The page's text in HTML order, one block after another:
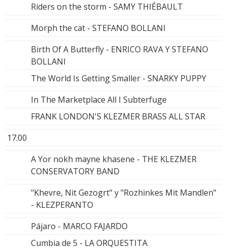
Riders on the storm - SAMY THIÉBAULT
Morph the cat - STEFANO BOLLANI
Birth Of A Butterfly - ENRICO RAVA Y STEFANO
BOLLANI
The World Is Getting Smaller - SNARKY PUPPY
In The Marketplace All I Subterfuge
FRANK LONDON'S KLEZMER BRASS ALL STAR
17.00
A Yor nokh mayne khasene - THE KLEZMER
CONSERVATORY BAND
"Khevre, Nit Gezogrt" y "Rozhinkes Mit Mandlen"
- KLEZPERANTO
Pájaro - MARCO FAJARDO
Cumbia de 5 - LA ORQUESTITA